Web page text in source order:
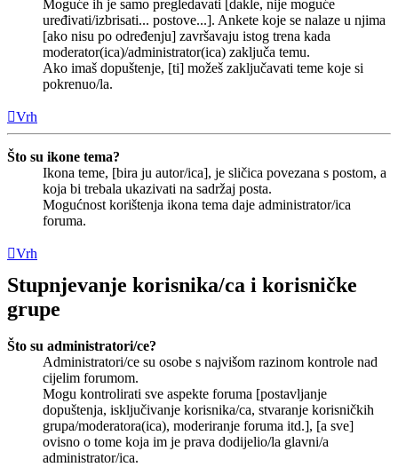
Moguće ih je samo pregledavati [dakle, nije moguće
uređivati/izbrisati... postove...]. Ankete koje se nalaze u njima
[ako nisu po određenju] završavaju istog trena kada
moderator(ica)/administrator(ica) zaključa temu.
Ako imaš dopuštenje, [ti] možeš zaključavati teme koje si
pokrenuo/la.
Vrh
Što su ikone tema?
Ikona teme, [bira ju autor/ica], je sličica povezana s postom, a
koja bi trebala ukazivati na sadržaj posta.
Mogućnost korištenja ikona tema daje administrator/ica
foruma.
Vrh
Stupnjevanje korisnika/ca i korisničke
grupe
Što su administratori/ce?
Administratori/ce su osobe s najvišom razinom kontrole nad
cijelim forumom.
Mogu kontrolirati sve aspekte foruma [postavljanje
dopuštenja, isključivanje korisnika/ca, stvaranje korisničkih
grupa/moderatora(ica), moderiranje foruma itd.], [a sve]
ovisno o tome koja im je prava dodijelio/la glavni/a
administrator/ica.